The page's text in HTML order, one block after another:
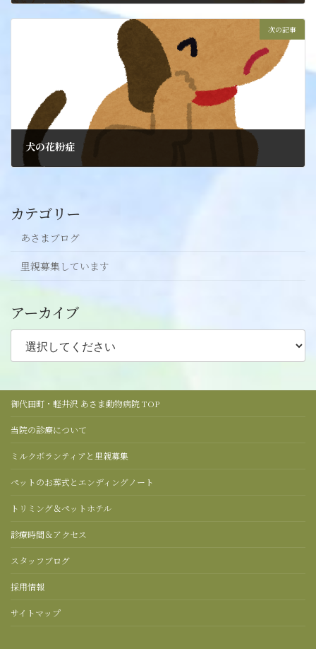
2024年9月26日
次の記事
犬の花粉症
2024年9月27日
カテゴリー
あさまブログ
里親募集しています
アーカイブ
御代田町・軽井沢 あさま動物病院 TOP
当院の診療について
ミルクボランティアと里親募集
ペットのお葬式とエンディングノート
トリミング＆ペットホテル
診療時間＆アクセス
スタッフブログ
採用情報
サイトマップ